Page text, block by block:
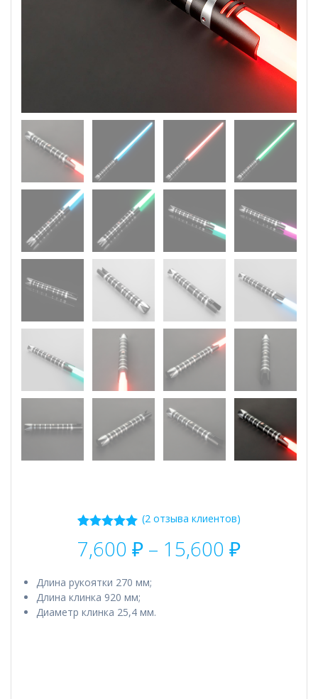
5.00из 5 на
основе
пользователей
(2отзыва клиентов)
7,600 ₽ – 15,600 ₽
Длина рукоятки 270 мм;
Длина клинка 920 мм;
Диаметр клинка 25,4 мм.